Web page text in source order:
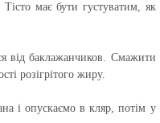
має бути густуватим, як
від баклажанчиков. Смажити
розігрітого жиру.
і опускаємо в кляр, потім у